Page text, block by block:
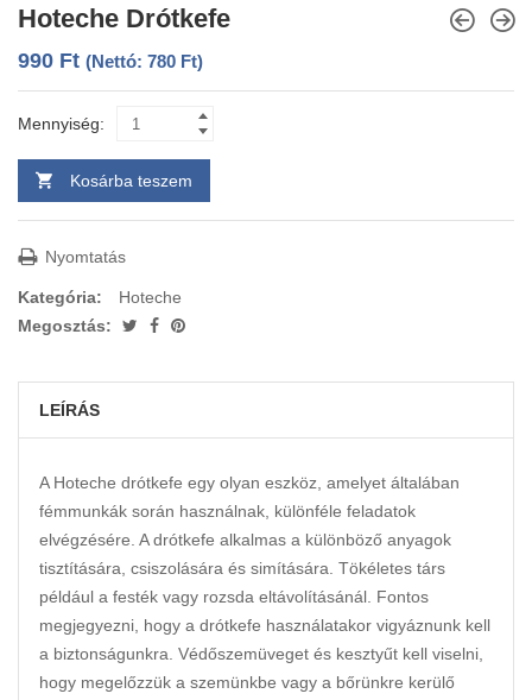
Hoteche Drótkefe
990 Ft (Nettó: 780 Ft)
Mennyiség:
Kosárba teszem
Nyomtatás
Kategória:
Hoteche
Megosztás:
LEÍRÁS
A Hoteche drótkefe egy olyan eszköz, amelyet általában
fémmunkák során használnak, különféle feladatok
elvégzésére. A drótkefe alkalmas a különböző anyagok
tisztítására, csiszolására és simítására. Tökéletes társ
például a festék vagy rozsda eltávolításánál. Fontos
megjegyezni, hogy a drótkefe használatakor vigyáznunk kell
a biztonságunkra. Védőszemüveget és kesztyűt kell viselni,
hogy megelőzzük a szemünkbe vagy a bőrünkre kerülő